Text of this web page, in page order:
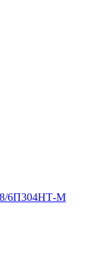
6П304НТ-М